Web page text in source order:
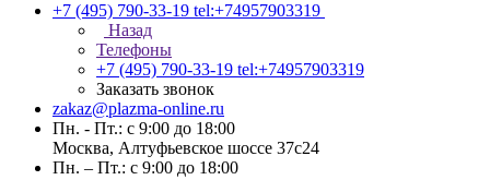
+7 (495) 790-33-19 tel:+74957903319
Назад
Телефоны
+7 (495) 790-33-19 tel:+74957903319
Заказать звонок
zakaz@plazma-online.ru
Пн. - Пт.: с 9:00 до 18:00
Москва, Алтуфьевское шоссе 37с24
Пн. – Пт.: с 9:00 до 18:00